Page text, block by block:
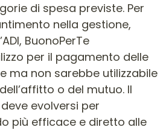
di spesa previste. Per
nella gestione,
BuonoPerTe
per il pagamento delle
ma non sarebbe utilizzabile
o del mutuo. Il
evolversi per
più efficace e diretto alle